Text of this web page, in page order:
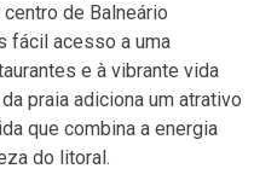
de Balneário
fácil acesso a uma
e à vibrante vida
praia adiciona um atrativo
que combina a energia
do litoral.